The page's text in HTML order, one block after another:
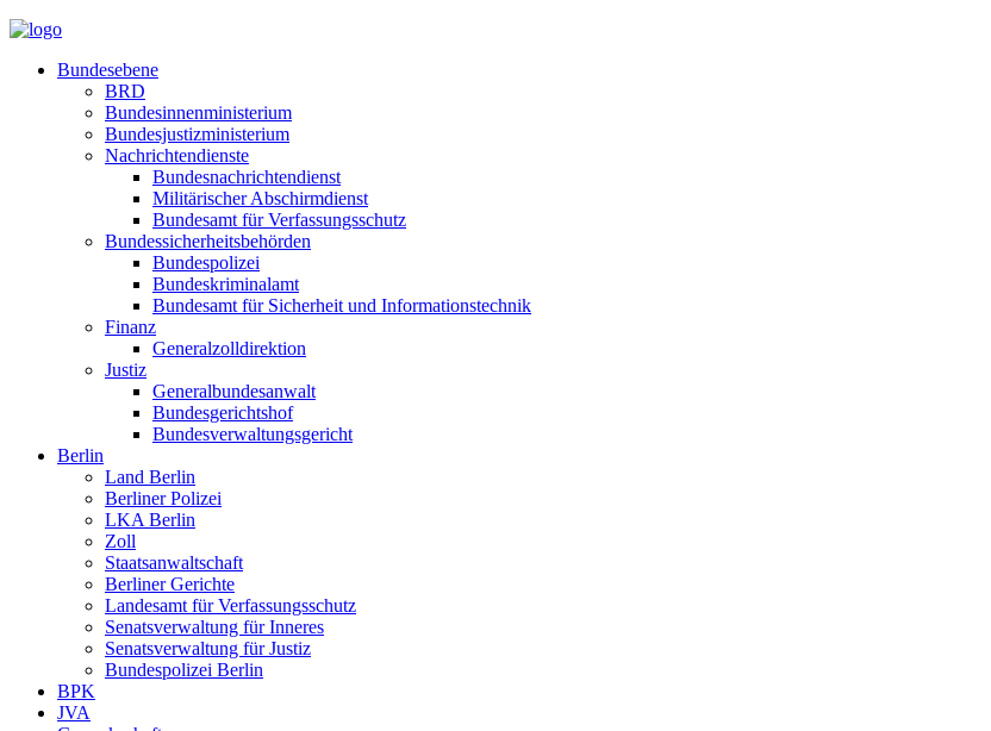
Bundesebene
BRD
Bundesinnenministerium
Bundesjustizministerium
Nachrichtendienste
Bundesnachrichtendienst
Militärischer Abschirmdienst
Bundesamt für Verfassungsschutz
Bundessicherheitsbehörden
Bundespolizei
Bundeskriminalamt
Bundesamt für Sicherheit und Informationstechnik
Finanz
Generalzolldirektion
Justiz
Generalbundesanwalt
Bundesgerichtshof
Bundesverwaltungsgericht
Berlin
Land Berlin
Berliner Polizei
LKA Berlin
Zoll
Staatsanwaltschaft
Berliner Gerichte
Landesamt für Verfassungsschutz
Senatsverwaltung für Inneres
Senatsverwaltung für Justiz
Bundespolizei Berlin
BPK
JVA